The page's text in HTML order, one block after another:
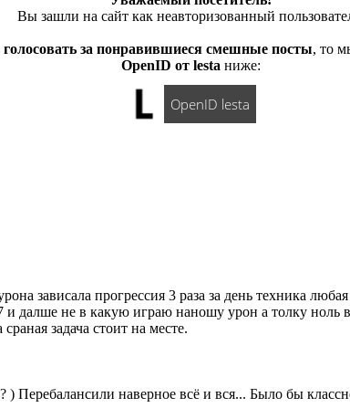
Вы зашли на сайт как неавторизованный
голосовать за понравившиеся смешные посты, то
OpenID от lesta ниже:
OpenID lesta
зависала прогрессия 3 раза за день техника
и далше не в какую играю наношу урон а толку ноль
задача стоит на месте.
наверное всё и вся... Было бы